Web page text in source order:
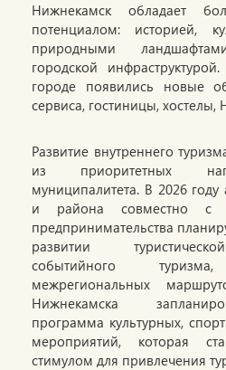
Нижнекамск обладает
потенциалом: историей,
природными
городской
городе появились новые
сервиса, гостиницы,
Развитие внутреннего
из приоритетных
муниципалитета. В 2026
и района совместно с
предпринимательства
развитии
событийного
межрегиональных
Нижнекамска
программа культурных,
мероприятий, которая
стимулом для привлечения